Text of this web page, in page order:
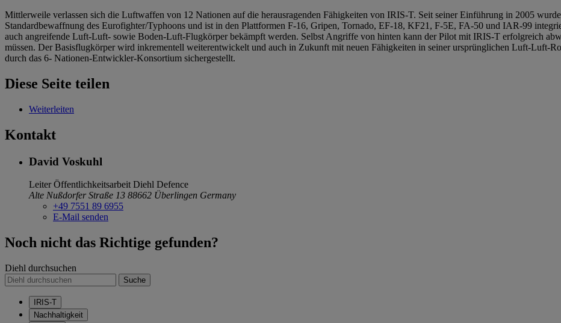
Mittlerweile verlassen sich die Luftwaffen von 12 Nationen auf die herausragenden Fähigkeiten von IRIS-T. Seit seiner Einführung in 2005
Standardbewaffnung des Eurofighter/Typhoons und ist in den Plattformen F-16, Gripen, Tornado, EF-18, KF21, F-5E, FA-50 und IAR-99
auch angreifende Luft-Luft- sowie Boden-Luft-Flugkörper bekämpft werden. Selbst Angriffe von hinten kann der Pilot mit IRIS-T erfolgreich
müssen. Der Basisflugkörper wird inkrementell weiterentwickelt und auch in Zukunft mit neuen Fähigkeiten in seiner ursprünglichen Luft-Luft-
durch das 6- Nationen-Entwickler-Konsortium sichergestellt.
Diese Seite teilen
Weiterleiten
Kontakt
David Voskuhl
Leiter Öffentlichkeitsarbeit Diehl Defence
Alte Nußdorfer Straße 13 88662 Überlingen Germany
+49 7551 89 6955
E-Mail senden
Noch nicht das Richtige gefunden?
Diehl durchsuchen
Suche
IRIS-T
Nachhaltigkeit